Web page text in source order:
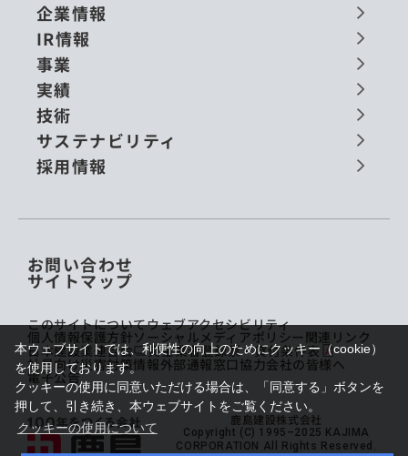
本ウェブサイトでは、利便性の向上のためにクッキー（cookie）
を使用しております。
クッキーの使用に同意いただける場合は、「同意する」ボタンを
押して、引き続き、本ウェブサイトをご覧ください。
クッキーの使用について
企業情報
IR情報
事業
実績
技術
サステナビリティ
採用情報
お問い合わせ
サイトマップ
このサイトについてウェブアクセシビリティ
個人情報保護方針ソーシャルメディアポリシー 関連リンク
日本建設業連合会 貸金業者登録票・貸付条件表
社員向け災害対策情報外部通報窓口 協力会社の皆様へ
電子公告
鹿島建設株式会社
Copyright (C) 1995–2025 KAJIMA
CORPORATION All Rights Reserved.